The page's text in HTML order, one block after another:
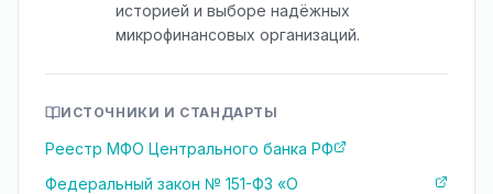
историей и выборе надёжных
микрофинансовых организаций.
ИСТОЧНИКИ И СТАНДАРТЫ
Реестр МФО Центрального банка РФ
Федеральный закон № 151-ФЗ «О